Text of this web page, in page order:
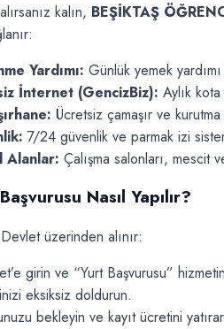
kalın, BEŞİKTAŞ
Yardımı: Günlük yemek
İnternet (GencizBiz): Aylık
Ücretsiz çamaşır ve
7/24 güvenlik ve parmak izi
Alanlar: Çalışma salonları, mescit
Nasıl Yapılır?
üzerinden alınır:
girin ve “Yurt Başvurusu”
eksiksiz doldurun.
bekleyin ve kayıt ücretini